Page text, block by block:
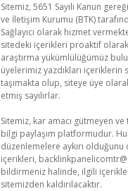
Sitemiz, 5651 Sayılı Kanun
ve İletişim Kurumu (BTK)
Sağlayıcı olarak hizmet
sitedeki içerikleri proaktif
araştırma yükümlülüğümüz
üyelerimiz yazdıkları içeriklerin
taşımakta olup, siteye üye
etmiş sayılırlar.
Sitemiz, kar amacı gütmeyen
bilgi paylaşım platformudur.
düzenlemelere aykırı
içerikleri,
bildirmeniz halinde, ilgili
sitemizden kaldırılacaktır.